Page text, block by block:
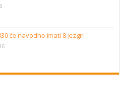
će navodno imati 8 jezgri